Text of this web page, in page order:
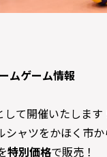
ムゲーム情報
して開催いたします
ャツをかほく市か
特別価格で販売！